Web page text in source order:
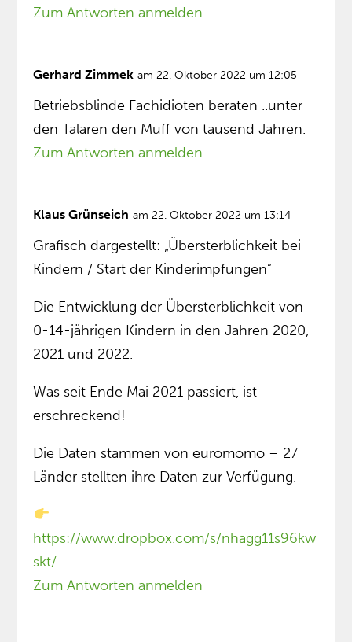
Zum Antworten anmelden
Gerhard Zimmek am 22. Oktober 2022 um 12:05
Betriebsblinde Fachidioten beraten ..unter
den Talaren den Muff von tausend Jahren.
Zum Antworten anmelden
Klaus Grünseich am 22. Oktober 2022 um 13:14
Grafisch dargestellt: „Übersterblichkeit bei
Kindern / Start der Kinderimpfungen”
Die Entwicklung der Übersterblichkeit von
0-14-jährigen Kindern in den Jahren 2020,
2021 und 2022.
Was seit Ende Mai 2021 passiert, ist
erschreckend!
Die Daten stammen von euromomo – 27
Länder stellten ihre Daten zur Verfügung.
https://www.dropbox.com/s/nhagg11s96kw
skt/
Zum Antworten anmelden